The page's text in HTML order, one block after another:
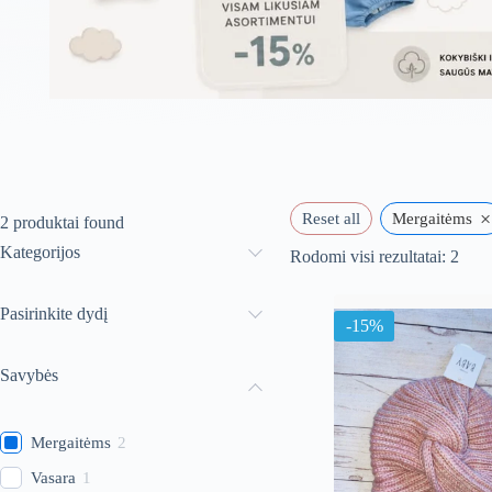
Reset all Mergaitėms ×
Rodomi visi rezultatai: 2
-15%
2 produktai found
Kategorijos
Pasirinkite dydį
Savybės
Mergaitėms 2
Vasara 1